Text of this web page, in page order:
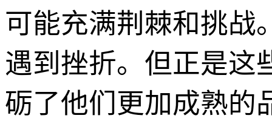
可能充满荆棘和挑战
遇到挫折。但正是这
砺了他们更加成熟的